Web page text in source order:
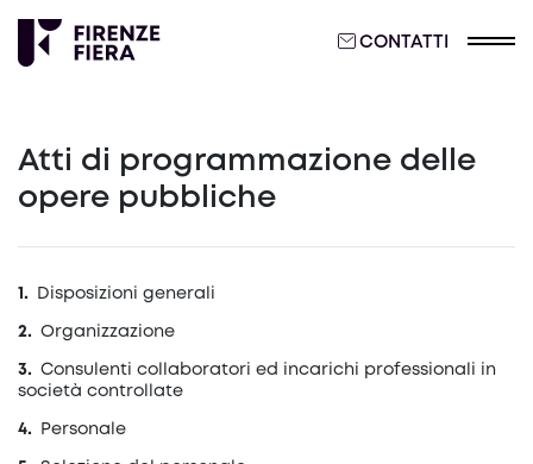
CONTATTI
Disposizioni generali
Organizzazione
Consulenti collaboratori ed incarichi professionali in
società controllate
Personale
Atti di programmazione delle
opere pubbliche